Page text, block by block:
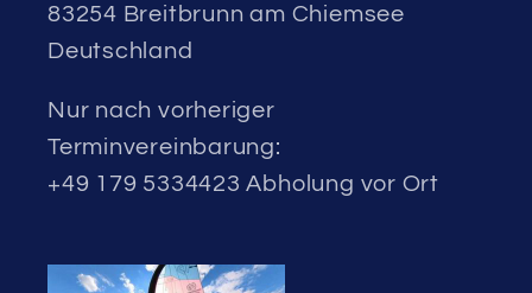
83254 Breitbrunn am Chiemsee
Deutschland
Nur nach vorheriger
Terminvereinbarung:
+49 179 5334423 Abholung vor Ort